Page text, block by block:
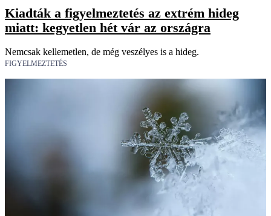
Kiadták a figyelmeztetés az extrém hideg
miatt: kegyetlen hét vár az országra
Nemcsak kellemetlen, de még veszélyes is a hideg.
FIGYELMEZTETÉS